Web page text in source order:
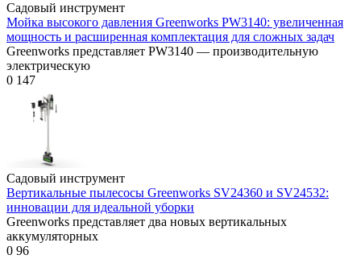
Садовый инструмент
Мойка высокого давления Greenworks PW3140: увеличенная
мощность и расширенная комплектация для сложных задач
Greenworks представляет PW3140 — производительную
электрическую
0 147
Садовый инструмент
Вертикальные пылесосы Greenworks SV24360 и SV24532:
инновации для идеальной уборки
Greenworks представляет два новых вертикальных
аккумуляторных
0 96